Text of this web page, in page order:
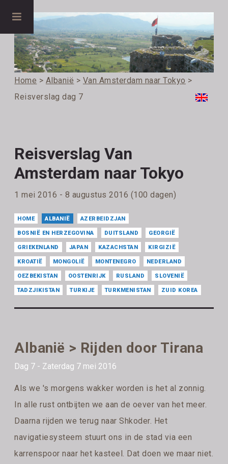
Home > Albanië > Van Amsterdam naar Tokyo >
Reisverslag dag 7
Reisverslag Van
Amsterdam naar Tokyo
1 mei 2016 - 8 augustus 2016 (100 dagen)
HOME ALBANIË AZERBEIDZJAN
BOSNIË EN HERZEGOVINA DUITSLAND GEORGIË
GRIEKENLAND JAPAN KAZACHSTAN KIRGIZIË
KROATIË MONGOLIË MONTENEGRO NEDERLAND
OEZBEKISTAN OOSTENRIJK RUSLAND SLOVENIË
TADZJIKISTAN TURKIJE TURKMENISTAN ZUID KOREA
Albanië > Rijden door Tirana
Dag 7 - Zaterdag 7 mei 2016
Als we 's morgens wakker worden is het al zonnig.
In alle rust ontbijten we aan de oever van het meer.
Daarna rijden we terug naar Shkoder. Het
navigatiesysteem stuurt ons in de stad via een
karrenspoor naar het kasteel. Dat doen we maar niet.